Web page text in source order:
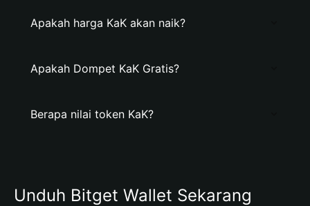
Apakah harga KaK akan naik?
Apakah Dompet KaK Gratis?
Berapa nilai token KaK?
Unduh Bitget Wallet Sekarang